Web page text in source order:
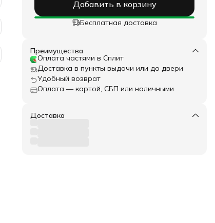
Добавить в корзину
Бесплатная доставка
Преимущества
Оплата частями в Сплит
Доставка в пункты выдачи или до двери
Удобный возврат
Оплата — картой, СБП или наличными
Доставка